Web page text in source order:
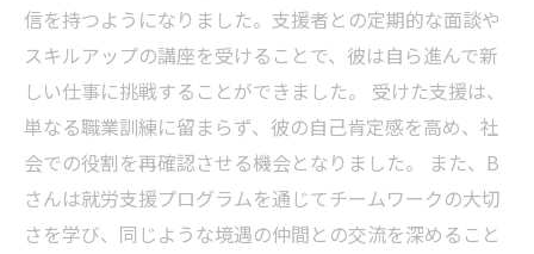
信を持つようになりました。支援者との定期的な面談や
スキルアップの講座を受けることで、彼は自ら進んで新
しい仕事に挑戦することができました。 受けた支援は、
単なる職業訓練に留まらず、彼の自己肯定感を高め、社
会での役割を再確認させる機会となりました。 また、B
さんは就労支援プログラムを通じてチームワークの大切
さを学び、同じような境遇の仲間との交流を深めること